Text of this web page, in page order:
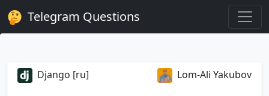
Telegram Questions
Django [ru] Lom-Ali Yakubov